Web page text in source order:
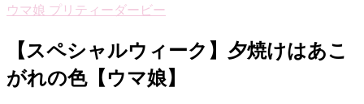
ウマ娘 プリティーダービー
【スペシャルウィーク】夕焼けはあこ
がれの色【ウマ娘】